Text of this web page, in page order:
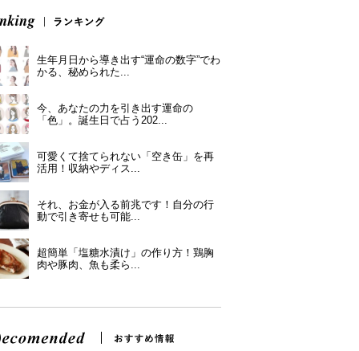
生年月日から導き出す“運命の数字”でわ
かる、秘められた...
今、あなたの力を引き出す運命の
「色」。誕生日で占う202...
可愛くて捨てられない「空き缶」を再
活用！収納やディス...
それ、お金が入る前兆です！自分の行
動で引き寄せも可能...
超簡単「塩糖水漬け」の作り方！鶏胸
肉や豚肉、魚も柔ら...